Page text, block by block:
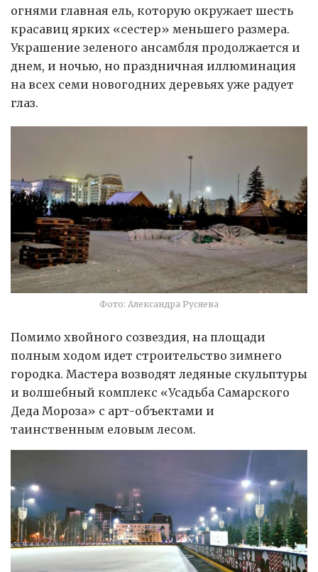
огнями главная ель, которую окружает шесть
красавиц ярких «сестер» меньшего размера.
Украшение зеленого ансамбля продолжается и
днем, и ночью, но праздничная иллюминация
на всех семи новогодних деревьях уже радует
глаз.
Фото: Александра Русяева
Помимо хвойного созвездия, на площади
полным ходом идет строительство зимнего
городка. Мастера возводят ледяные скульптуры
и волшебный комплекс «Усадьба Самарского
Деда Мороза» с арт-объектами и
таинственным еловым лесом.